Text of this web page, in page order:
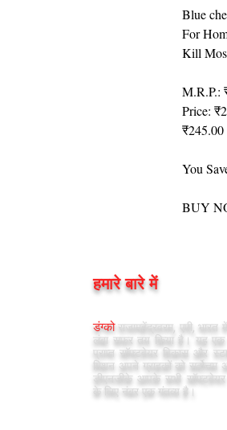
Blue
For
Kill
M.R.P.:
Price:
You
BUY
हमारे बारे में
डंग्को राजामहेंद्रवरम, एपी,
लंबा सफर तय किया है। यह एक
प्राप्त सॉफ्टवेयर विकास और
मिशन अपने ग्राहकों को सर्वोत्तम
डीएनजीके आपके सभी
के लिए नंबर एक गंतव्य है।